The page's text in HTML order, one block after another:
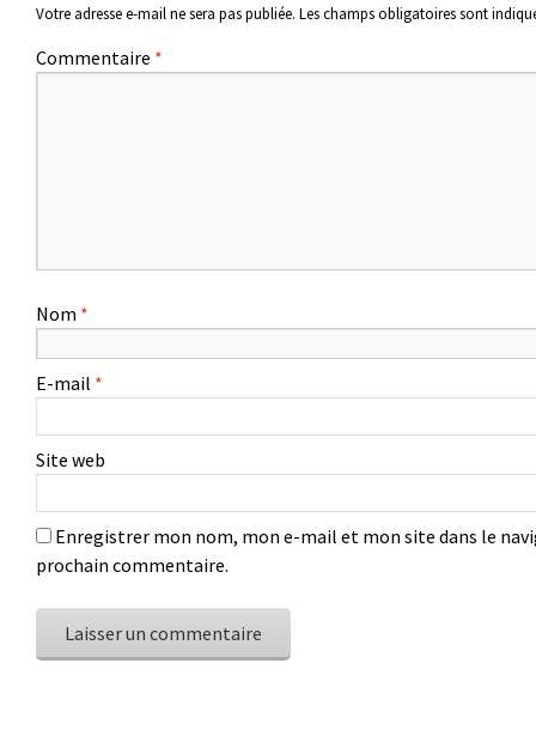
Votre adresse e-mail ne sera pas publiée. Les champs obligatoires sont
Commentaire *
Nom *
E-mail *
Site web
Enregistrer mon nom, mon e-mail et mon site dans le
prochain commentaire.